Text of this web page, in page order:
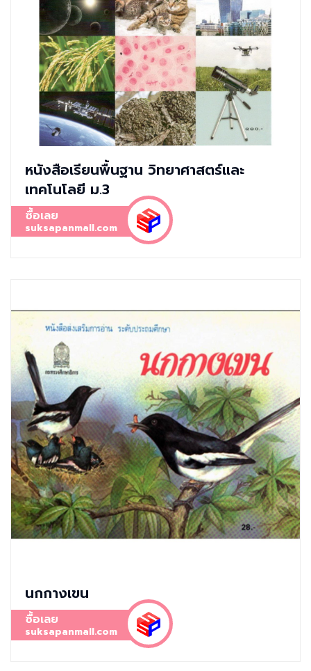
หนังสือเรียนพื้นฐาน วิทยาศาสตร์และ
เทคโนโลยี ม.3
ซื้อเลย
suksapanmall.com
นกกางเขน
ซื้อเลย
suksapanmall.com